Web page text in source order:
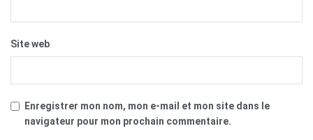
Site web
Enregistrer mon nom, mon e-mail et mon site dans le
navigateur pour mon prochain commentaire.